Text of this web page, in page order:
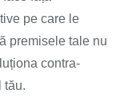
pe care le
premisele tale nu
contra-
tău.